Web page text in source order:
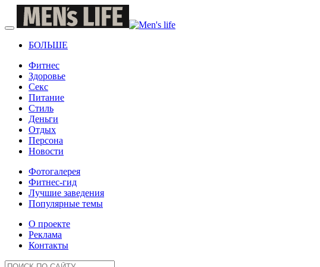
БОЛЬШЕ
Фитнес
Здоровье
Секс
Питание
Стиль
Деньги
Отдых
Персона
Новости
Фотогалерея
Фитнес-гид
Лучшие заведения
Популярные темы
О проекте
Реклама
Контакты